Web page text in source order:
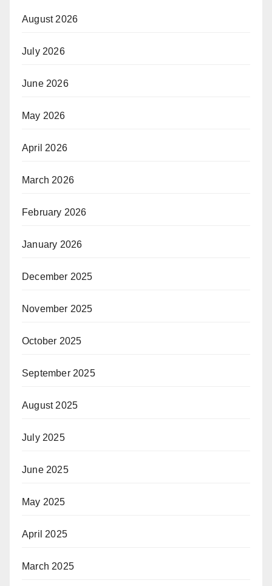
August 2026
July 2026
June 2026
May 2026
April 2026
March 2026
February 2026
January 2026
December 2025
November 2025
October 2025
September 2025
August 2025
July 2025
June 2025
May 2025
April 2025
March 2025